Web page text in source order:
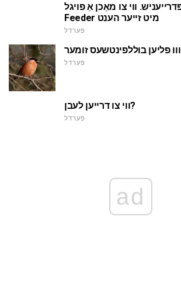
ווי צו מאַכן אַ פויגל
Feeder מיט זייער הענט
פערדל
פערדל
ווי צו דרייען לעבן?
פערדל
ad